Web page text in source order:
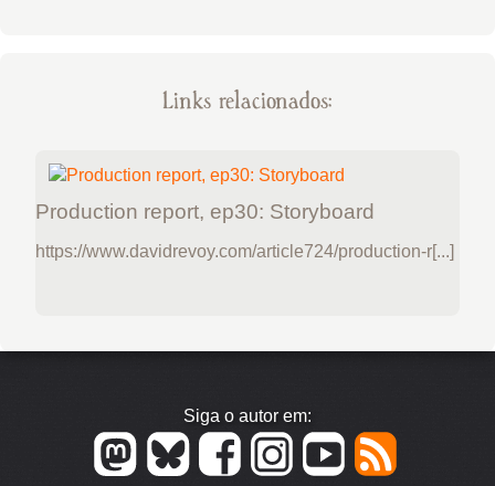
Links relacionados:
Production report, ep30: Storyboard
https://www.davidrevoy.com/article724/production-r[...]
Siga o autor em: